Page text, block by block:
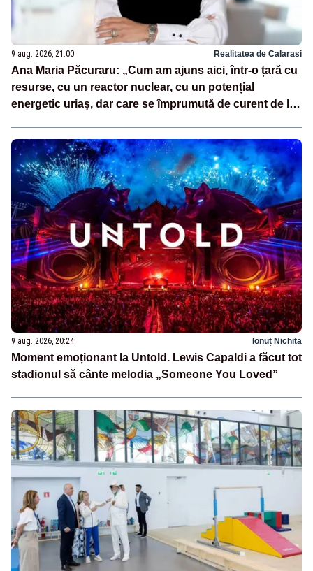
9 aug. 2026, 21:00 Realitatea de Calarasi
Ana Maria Păcuraru: „Cum am ajuns aici, într-o țară cu
resurse, cu un reactor nuclear, cu un potențial
energetic uriaș, dar care se împrumută de curent de la
9 aug. 2026, 20:24 Ionuț Nichita
Moment emoționant la Untold. Lewis Capaldi a făcut tot
stadionul să cânte melodia „Someone You Loved”